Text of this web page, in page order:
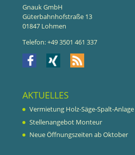
Gnauk GmbH
Güterbahnhofstraße 13
01847 Lohmen
Telefon: +49 3501 461 337
AKTUELLES
Vermietung Holz-Säge-Spalt-Anlage
Stellenangebot Monteur
Neue Öffnungszeiten ab Oktober